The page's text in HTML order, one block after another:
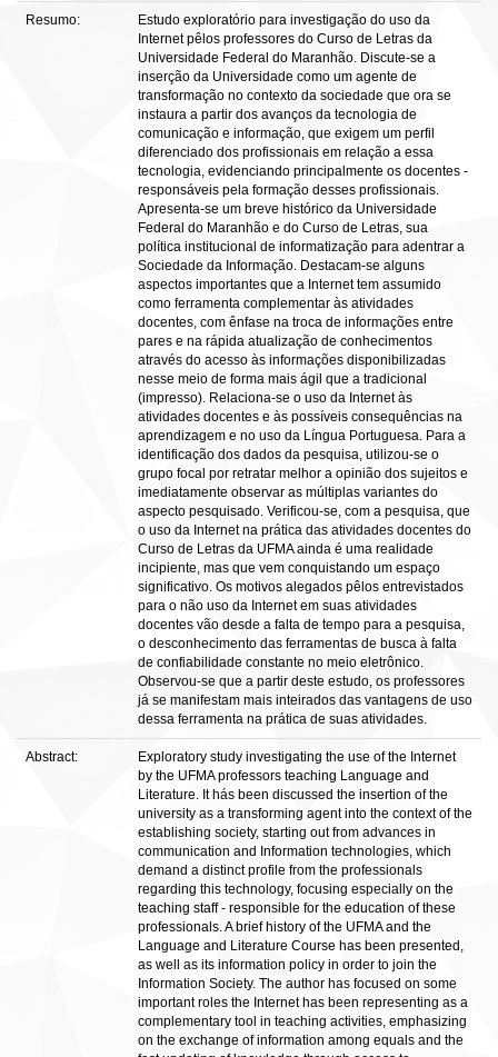
Resumo:
Estudo exploratório para investigação do uso da
Internet pêlos professores do Curso de Letras da
Universidade Federal do Maranhão. Discute-se a
inserção da Universidade como um agente de
transformação no contexto da sociedade que ora se
instaura a partir dos avanços da tecnologia de
comunicação e informação, que exigem um perfil
diferenciado dos profissionais em relação a essa
tecnologia, evidenciando principalmente os docentes -
responsáveis pela formação desses profissionais.
Apresenta-se um breve histórico da Universidade
Federal do Maranhão e do Curso de Letras, sua
política institucional de informatização para adentrar a
Sociedade da Informação. Destacam-se alguns
aspectos importantes que a Internet tem assumido
como ferramenta complementar às atividades
docentes, com ênfase na troca de informações entre
pares e na rápida atualização de conhecimentos
através do acesso às informações disponibilizadas
nesse meio de forma mais ágil que a tradicional
(impresso). Relaciona-se o uso da Internet às
atividades docentes e às possíveis consequências na
aprendizagem e no uso da Língua Portuguesa. Para a
identificação dos dados da pesquisa, utilizou-se o
grupo focal por retratar melhor a opinião dos sujeitos e
imediatamente observar as múltiplas variantes do
aspecto pesquisado. Verificou-se, com a pesquisa, que
o uso da Internet na prática das atividades docentes do
Curso de Letras da UFMA ainda é uma realidade
incipiente, mas que vem conquistando um espaço
significativo. Os motivos alegados pêlos entrevistados
para o não uso da Internet em suas atividades
docentes vão desde a falta de tempo para a pesquisa,
o desconhecimento das ferramentas de busca à falta
de confiabilidade constante no meio eletrônico.
Observou-se que a partir deste estudo, os professores
já se manifestam mais inteirados das vantagens de uso
dessa ferramenta na prática de suas atividades.
Abstract:
Exploratory study investigating the use of the Internet
by the UFMA professors teaching Language and
Literature. It hás been discussed the insertion of the
university as a transforming agent into the context of the
establishing society, starting out from advances in
communication and Information technologies, which
demand a distinct profile from the professionals
regarding this technology, focusing especially on the
teaching staff - responsible for the education of these
professionals. A brief history of the UFMA and the
Language and Literature Course has been presented,
as well as its information policy in order to join the
Information Society. The author has focused on some
important roles the Internet has been representing as a
complementary tool in teaching activities, emphasizing
on the exchange of information among equals and the